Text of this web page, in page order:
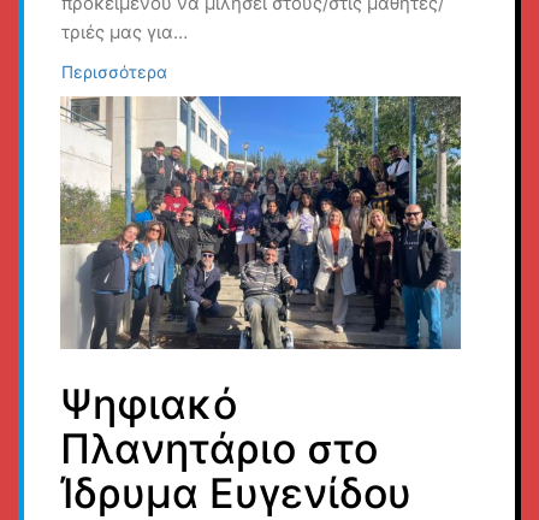
τριές μας για…
Περισσότερα
Ψηφιακό
Πλανητάριο στο
Ίδρυμα Ευγενίδου